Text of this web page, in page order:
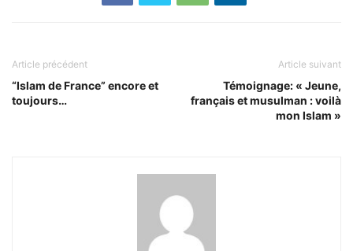
Article précédent
“Islam de France” encore et
toujours…
Article suivant
Témoignage: « Jeune,
français et musulman : voilà
mon Islam »